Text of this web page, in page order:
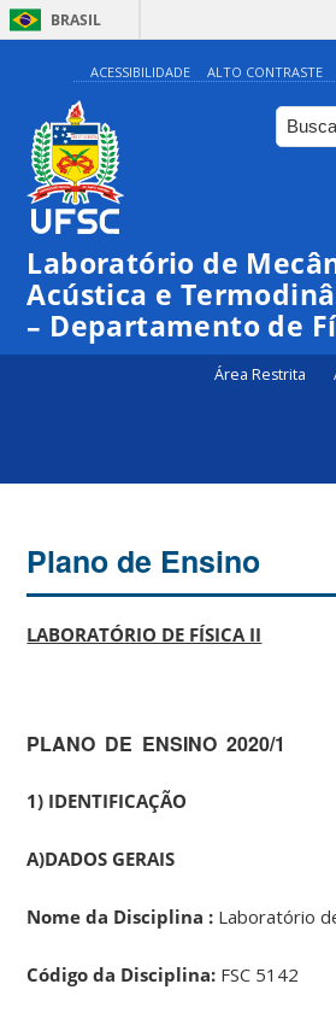
BRASIL
ACESSIBILIDADE ALTO CONTRASTE
Laboratório de
Acústica e
– Departamento de
Área Restrita
Plano de Ensino
LABORATÓRIO DE FÍSICA II
PLANO DE ENSINO 2020/1
1) IDENTIFICAÇÃO
A)DADOS GERAIS
Nome da Disciplina : Laboratório
Código da Disciplina: FSC 5142